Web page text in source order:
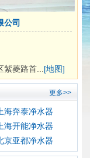
公司
菱路首... [地图]
更多>>
上海奔泰净水器
上海开能净水器
京亚都净水器